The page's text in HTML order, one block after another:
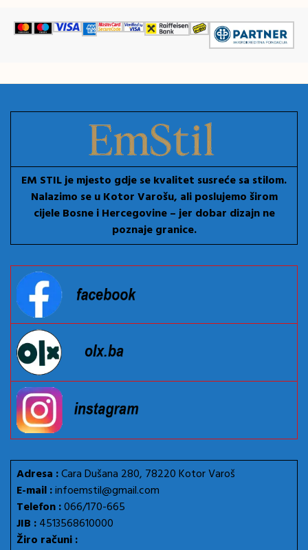
EM STIL je mjesto gdje se kvalitet susreće sa stilom.
Nalazimo se u Kotor Varošu, ali poslujemo širom
cijele Bosne i Hercegovine – jer dobar dizajn ne
poznaje granice.
Adresa :Cara Dušana 280, 78220 Kotor Varoš
E-mail :infoemstil@gmail.com
Telefon :066/170-665
JIB :4513568610000
Žiro računi :